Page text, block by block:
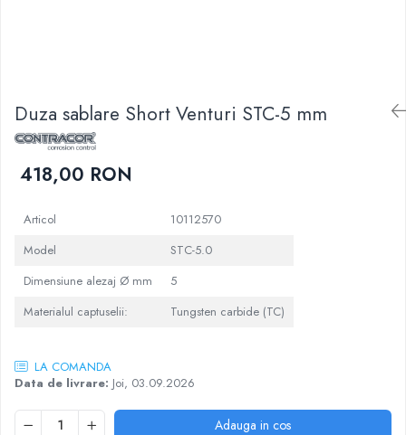
Duza sablare Short Venturi STC-5 mm
418,00 RON
Articol
10112570
Model
STС-5.0
Dimensiune alezaj Ø mm
5
Materialul captuselii:
Tungsten carbide (TC)
LA COMANDA
Data de livrare: Joi, 03.09.2026
Adauga in cos